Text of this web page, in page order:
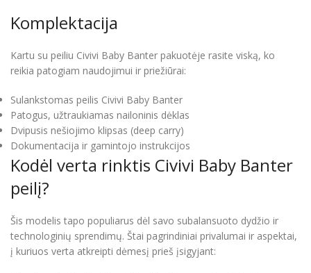
Komplektacija
Kartu su peiliu Civivi Baby Banter pakuotėje rasite viską, ko
reikia patogiam naudojimui ir priežiūrai:
Sulankstomas peilis Civivi Baby Banter
Patogus, užtraukiamas nailoninis dėklas
Dvipusis nešiojimo klipsas (deep carry)
Dokumentacija ir gamintojo instrukcijos
Kodėl verta rinktis Civivi Baby Banter
peilį?
Šis modelis tapo populiarus dėl savo subalansuoto dydžio ir
technologinių sprendimų. Štai pagrindiniai privalumai ir aspektai,
į kuriuos verta atkreipti dėmesį prieš įsigyjant: